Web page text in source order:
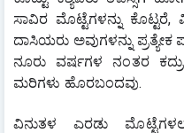
ಸಾವಿರ ಮೊಟ್ಟೆಗಳನ್ನು ಕೊಟ್ಟರೆ,
ದಾಸಿಯರು ಅವುಗಳನ್ನು
ನೂರು ವರ್ಷಗಳ ನಂತರ
ಮರಿಗಳು ಹೊರಬಂದವು.
ವಿನುತಳ  ಎರಡು